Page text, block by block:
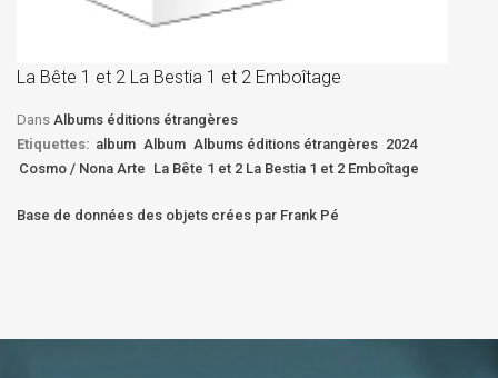
La Bête 1 et 2 La Bestia 1 et 2 Emboîtage
Dans Albums éditions étrangères
Etiquettes: album Album Albums éditions étrangères 2024
Cosmo / Nona Arte La Bête 1 et 2 La Bestia 1 et 2 Emboîtage
Base de données des objets crées par Frank Pé